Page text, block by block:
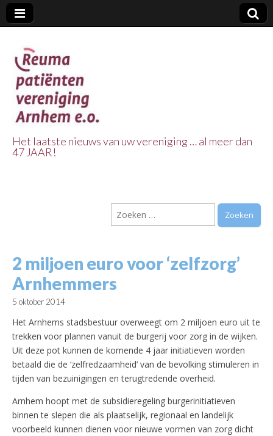
Vereniging
Arnhem e.o.
Het laatste nieuws van uw vereniging … al meer dan
47 JAAR!
Zoeken
naar:
2 miljoen euro voor ‘zelfzorg’
Arnhemmers
5 oktober 2014
Het Arnhems stadsbestuur overweegt om 2 miljoen euro uit te
trekken voor plannen vanuit de burgerij voor zorg in de wijken.
Uit deze pot kunnen de komende 4 jaar initiatieven worden
betaald die de ‘zelfredzaamheid’ van de bevolking stimuleren in
tijden van bezuinigingen en terugtredende overheid.
Arnhem hoopt met de subsidieregeling burgerinitiatieven
binnen te slepen die als plaatselijk, regionaal en landelijk
voorbeeld kunnen dienen voor nieuwe vormen van zorg dicht